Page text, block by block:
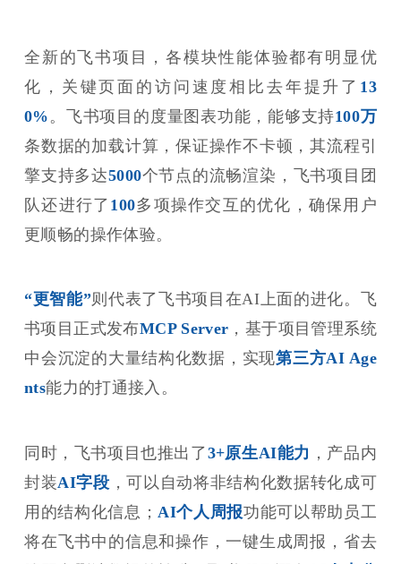
全新的飞书项目，各模块性能体验都有明显优
化，关键页面的访问速度相比去年提升了 13
0% 。飞书项目的度量图表功能，能够支持100万
条数据的加载计算，保证操作不卡顿，其流程引
擎支持多达5000个节点的流畅渲染，飞书项目团
队还进行了 100多项操作交互的优化，确保用户
更顺畅的操作体验。
“更智能”则代表了飞书项目在AI上面的进化。飞
书项目正式发布MCP Server ，基于项目管理系统
中会沉淀的大量结构化数据，实现第三方AI Age
nts能力的打通接入。
同时，飞书项目也推出了3+原生AI能力 ，产品内
封装AI字段 ，可以自动将非结构化数据转化成可
用的结构化信息； AI个人周报功能可以帮助员工
将在飞书中的信息和操作，一键生成周报，省去